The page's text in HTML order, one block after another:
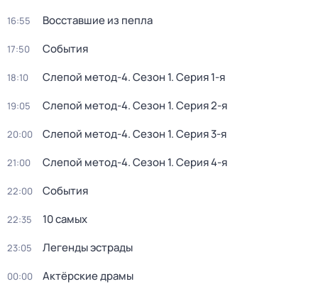
16:55 Восставшие из пепла
17:50 События
18:10 Слепой метод-4. Сезон 1. Серия 1-я
19:05 Слепой метод-4. Сезон 1. Серия 2-я
20:00 Слепой метод-4. Сезон 1. Серия 3-я
21:00 Слепой метод-4. Сезон 1. Серия 4-я
22:00 События
22:35 10 самых
23:05 Легенды эстрады
00:00 Актёрские драмы